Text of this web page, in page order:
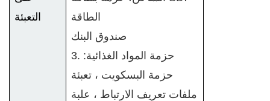
التعبئة
الطاقة
صندوق البنك
3. حزمة المواد الغذائية:
حزمة البسكويت ، تعبئة
ملفات تعريف الارتباط ، علبة